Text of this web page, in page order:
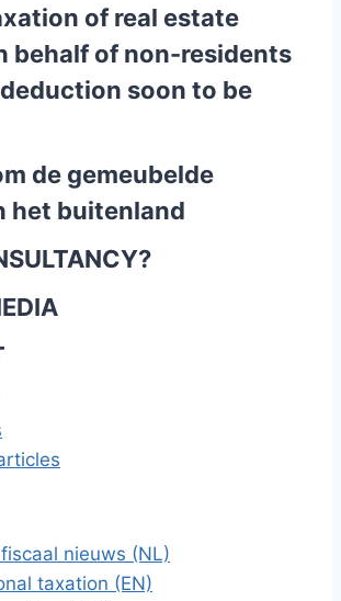
of real estate
behalf of non-residents
soon to be
de gemeubelde
het buitenland
nieuws (NL)
taxation (EN)